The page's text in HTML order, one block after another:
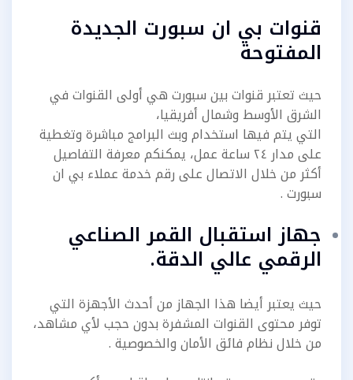
قنوات بي ان سبورت الجديدة
المفتوحة
حيث تعتبر قنوات بين سبورت هي أولى القنوات في
الشرق الأوسط وشمال أفريقيا،
التي يتم فيها استخدام وبث البرامج مباشرة وتغطية
على مدار ٢٤ ساعة عمل، يمكنكم معرفة التفاصيل
أكثر من خلال الاتصال على رقم خدمة عملاء بي ان
سبورت .
جهاز استقبال القمر الصناعي
الرقمي عالي الدقة.
حيث يعتبر أيضا هذا الجهاز من أحدث الأجهزة التي
توفر محتوى القنوات المشفرة بدون حجب لأي مشاهد،
من خلال نظام فائق الأمان والخصوصية .